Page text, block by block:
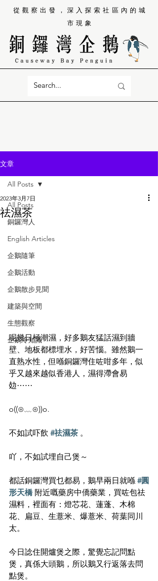
從觀察出發，深入探索社區內的城
市現象
文章
All Posts
銅鑼灣人
English Articles
企鵝隨筆
企鵝活動
企鵝散步見聞
建築與空間
生態觀察
企鵝冷知識
All Posts
祛濕茶
2023年3月7日
呢幾日極潮濕，好多鵝友猛話濕到牆
壁、地板都標埋水，好苦惱。雖然鵝一
直熟水性，但喺銅鑼灣住咗咁多年，似
乎又越來越似香港人，濕得滯會易
攰⋯⋯
o((⊙﹏⊙))o.
不如試吓飲 #祛濕茶 。
吖，不如試埋自己煲～
都話銅鑼灣買乜都易，鵝早兩日就喺 #圓
形天橋 附近嘅藥房中僑藥業，買咗包祛
濕料，裡面有：燈芯花、蓮蓬、木棉
花、扁豆、生薏米、爆薏米、荷葉同川
太。
今日諗住開爐煲之際，驚覺忘記問點
煲，真係大頭鵝，所以鵝又行返落去問
點煲。